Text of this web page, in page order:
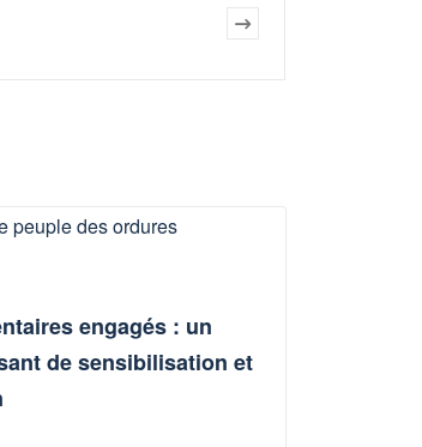
engagés : un
de sensibilisation et